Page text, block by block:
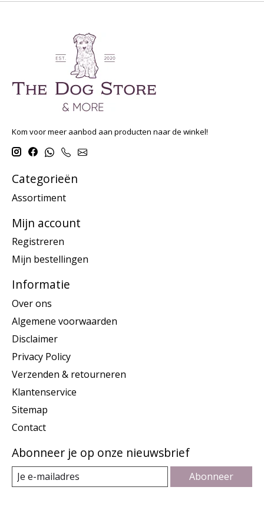
Kom voor meer aanbod aan producten naar de winkel!
Categorieën
Assortiment
Mijn account
Registreren
Mijn bestellingen
Informatie
Over ons
Algemene voorwaarden
Disclaimer
Privacy Policy
Verzenden & retourneren
Klantenservice
Sitemap
Contact
Abonneer je op onze nieuwsbrief
Abonneer